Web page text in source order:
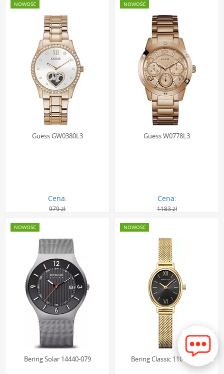
Guess GW0380L3
Cena:
979 zł
NOWOŚĆ
Guess W0778L3
Cena:
1183 zł
NOWOŚĆ
Bering Solar 14440-079
NOWOŚĆ
Bering Classic 11020-332
NOWOŚĆ